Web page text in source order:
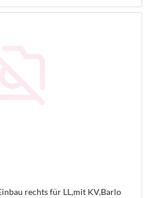
rechts für LL,mit KV,Barlo